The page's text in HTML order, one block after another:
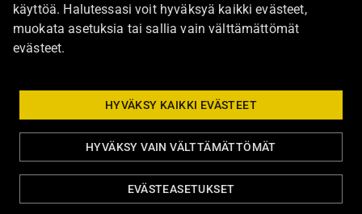
Ajankohtaista
Ota yhteyttä
Bolt Group hallitus
Tietosuoja ja evästeasetukset Eettiset ohjeet
käyttöä. Halutessasi voit hyväksyä kaikki evästeet,
muokata asetuksia tai sallia vain välttämättömät
evästeet.
HYVÄKSY KAIKKI EVÄSTEET
HYVÄKSY VAIN VÄLTTÄMÄTTÖMÄT
EVÄSTEASETUKSET